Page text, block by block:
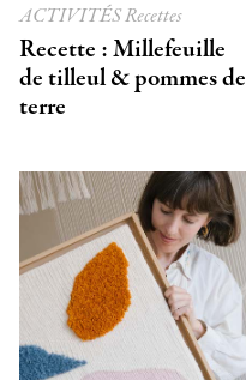
ACTIVITÉSRecettes
Recette : Millefeuille
de tilleul & pommes de
terre